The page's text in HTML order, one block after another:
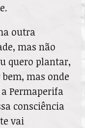
outra
mas não
quero plantar,
mas onde
Permaperifa
consciência
vai